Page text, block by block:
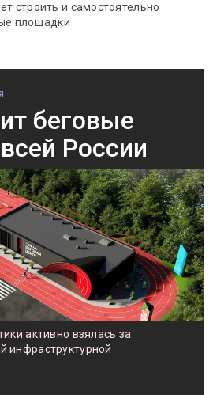
строить и самостоятельно
площадки
беговые
России
активно взялась за
инфраструктурной